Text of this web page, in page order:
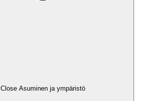
Close Asuminen ja ympäristö